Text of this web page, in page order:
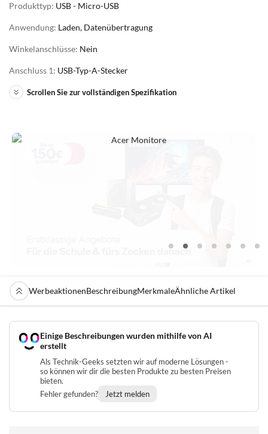
Produkttyp: USB - Micro-USB
Anwendung: Laden, Datenübertragung
Winkelanschlüsse: Nein
Anschluss 1: USB-Typ-A-Stecker
Scrollen Sie zur vollständigen Spezifikation
WerbeaktionenBeschreibungMerkmaleÄhnliche Artikel
Einige Beschreibungen wurden mithilfe von AI
erstellt
Als Technik-Geeks setzten wir auf moderne Lösungen -
so können wir dir die besten Produkte zu besten Preisen
bieten.
Fehler gefunden?
Jetzt melden